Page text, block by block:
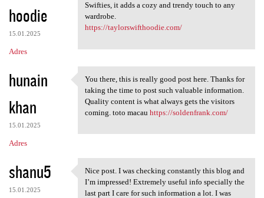
hoodie
15.01.2025
Adres
Swifties, it adds a cozy and trendy touch to any
wardrobe.
https://taylorswifthoodie.com/
hunain
khan
15.01.2025
Adres
You there, this is really
You there, this is really good post here. Thanks for
taking the time to post such valuable information.
Quality content is what always gets the visitors
coming. toto macau https://soldenfrank.com/
shanu5
15.01.2025
Nice post. I was checking
Nice post. I was checking constantly this blog and
I’m impressed! Extremely useful info specially the
last part I care for such information a lot. I was